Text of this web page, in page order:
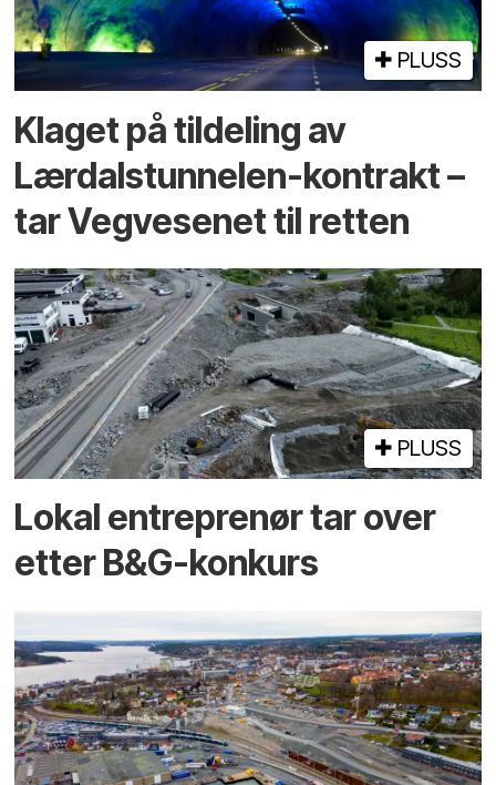
PLUSS
Klaget på tildeling av
Lærdalstunnelen-kontrakt –
tar Vegvesenet til retten
PLUSS
Lokal entreprenør tar over
etter B&G-konkurs